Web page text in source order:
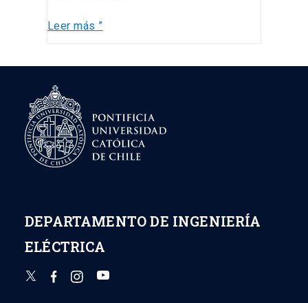
Leer más ”
DEPARTAMENTO DE INGENIERÍA
ELÉCTRICA